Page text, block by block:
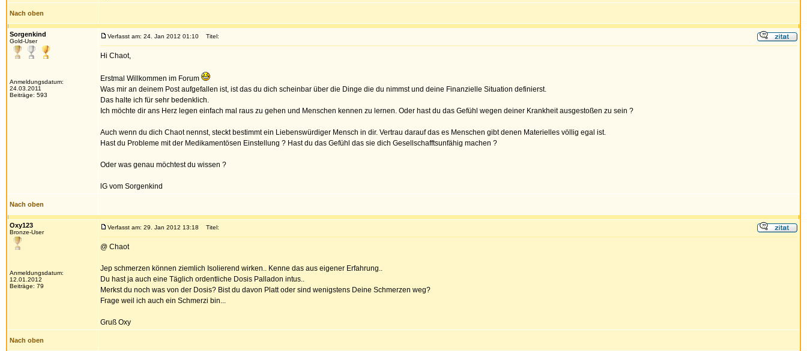
Nach oben
Sorgenkind
Gold-User
Anmeldungsdatum:
24.03.2011
Beiträge: 593
Verfasst am: 24. Jan 2012 01:10 Titel:
Hi Chaot,
Erstmal Willkommen im Forum
Was mir an deinem Post aufgefallen ist, ist das du dich scheinbar über die Dinge die du nimmst und deine Finanzielle Situation definierst.
Das halte ich für sehr bedenklich.
Ich möchte dir ans Herz legen einfach mal raus zu gehen und Menschen kennen zu lernen. Oder hast du das Gefühl wegen deiner Krankheit ausgestoßen zu sein ?
Auch wenn du dich Chaot nennst, steckt bestimmt ein Liebenswürdiger Mensch in dir. Vertrau darauf das es Menschen gibt denen Materielles völlig egal ist.
Hast du Probleme mit der Medikamentösen Einstellung ? Hast du das Gefühl das sie dich Gesellschafftsunfähig machen ?
Oder was genau möchtest du wissen ?
lG vom Sorgenkind
Nach oben
Oxy123
Bronze-User
Anmeldungsdatum:
12.01.2012
Beiträge: 79
Verfasst am: 29. Jan 2012 13:18 Titel:
@ Chaot
Jep schmerzen können ziemlich Isolierend wirken.. Kenne das aus eigener Erfahrung..
Du hast ja auch eine Täglich ordentliche Dosis Palladon intus..
Merkst du noch was von der Dosis? Bist du davon Platt oder sind wenigstens Deine Schmerzen weg?
Frage weil ich auch ein Schmerzi bin...
Gruß Oxy
Nach oben